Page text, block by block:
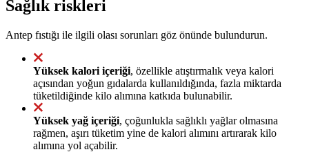
Sağlık riskleri
Antep fıstığı ile ilgili olası sorunları göz önünde bulundurun.
Yüksek kalori içeriği, özellikle atıştırmalık veya kalori
açısından yoğun gıdalarda kullanıldığında, fazla miktarda
tüketildiğinde kilo alımına katkıda bulunabilir.
Yüksek yağ içeriği, çoğunlukla sağlıklı yağlar olmasına
rağmen, aşırı tüketim yine de kalori alımını artırarak kilo
alımına yol açabilir.